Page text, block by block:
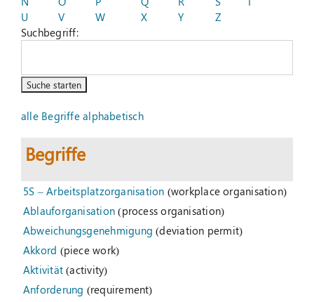
Suche
nach:
U
V W X Y
Z
Suchbegriff:
alle Begriffe alphabetisch
Begriffe
5S – Arbeitsplatzorganisation (workplace organisation)
Ablauforganisation (process organisation)
Abweichungsgenehmigung (deviation permit)
Akkord (piece work)
Aktivität (activity)
Anforderung (requirement)